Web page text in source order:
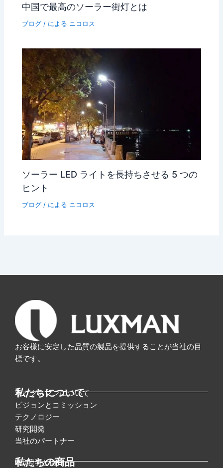
中国で最高のソーラー街灯とは
ブログ / による ニコロス
ソーラー LED ライトを長持ちさせる 5 つの
ヒント
ブログ / による ニコロス
お客様に安定した品質の製品を提供することが当社の目
標です。
私たちについて
ラックスマンについて
ビジョンとコミッション
テクノロジー
研究開発
当社のパートナー
私たちの商品
LED照明と街灯